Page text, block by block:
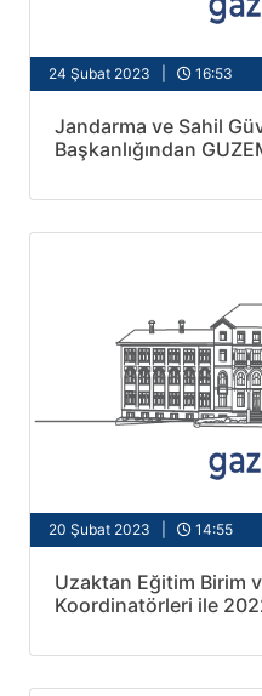
24 Şubat 2023 | 16:53
Jandarma ve Sahil
Başkanlığından
20 Şubat 2023 | 14:55
Uzaktan Eğitim Birim
Koordinatörleri ile
yapıldı.